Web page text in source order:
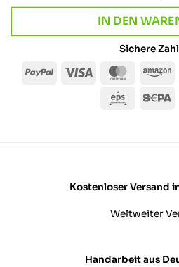
IN DEN
Sichere
PayPalVisa
Eps
Kostenloser Versand
Weltweiter
Handarbeit aus